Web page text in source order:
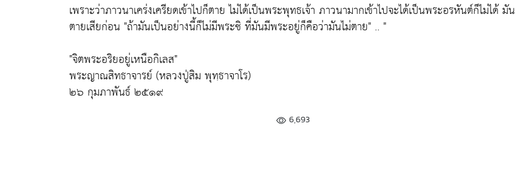
เพราะว่าภาวนาเคร่งเครียดเข้าไปก็ตาย ไม่ได้เป็นพระพุทธเจ้า ภาวนามากเข้าไปจะได้เป็นพระอรหันต์ก็ไม่ได้ มัน
ตายเสียก่อน "ถ้ามันเป็นอย่างนี้ก็ไม่มีพระซิ ที่มันมีพระอยู่ก็คือว่ามันไม่ตาย" .. "
"จิตพระอริยอยู่เหนือกิเลส"
พระญาณสิทธาจารย์ (หลวงปู่สิม พุทฺธาจาโร)
๒๖ กุมภาพันธ์ ๒๕๑๙
6,693